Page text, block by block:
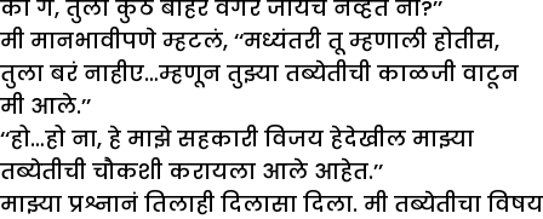
का गं, तुला कुठं बाहेर वगैरे जायचं नव्हतं ना?’’
मी मानभावीपणे म्हटलं, ‘‘मध्यंतरी तू म्हणाली होतीस,
तुला बरं नाहीए…म्हणून तुझ्या तब्येतीची काळजी वाटून
मी आले.’’
‘‘हो…हो ना, हे माझे सहकारी विजय हेदेखील माझ्या
तब्येतीची चौकशी करायला आले आहेत.’’
माझ्या प्रश्नानं तिलाही दिलासा दिला. मी तब्येतीचा विषय